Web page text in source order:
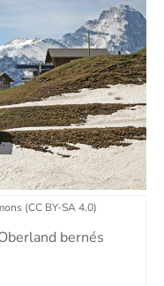
(CC BY-SA 4.0)
bernés